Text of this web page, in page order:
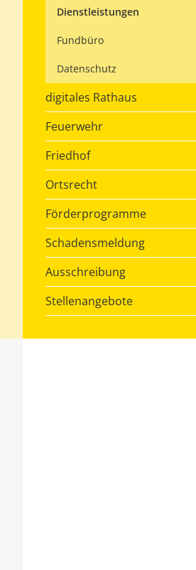
Dienstleistungen
Fundbüro
Datenschutz
digitales Rathaus
Feuerwehr
Friedhof
Ortsrecht
Förderprogramme
Schadensmeldung
Ausschreibung
Stellenangebote